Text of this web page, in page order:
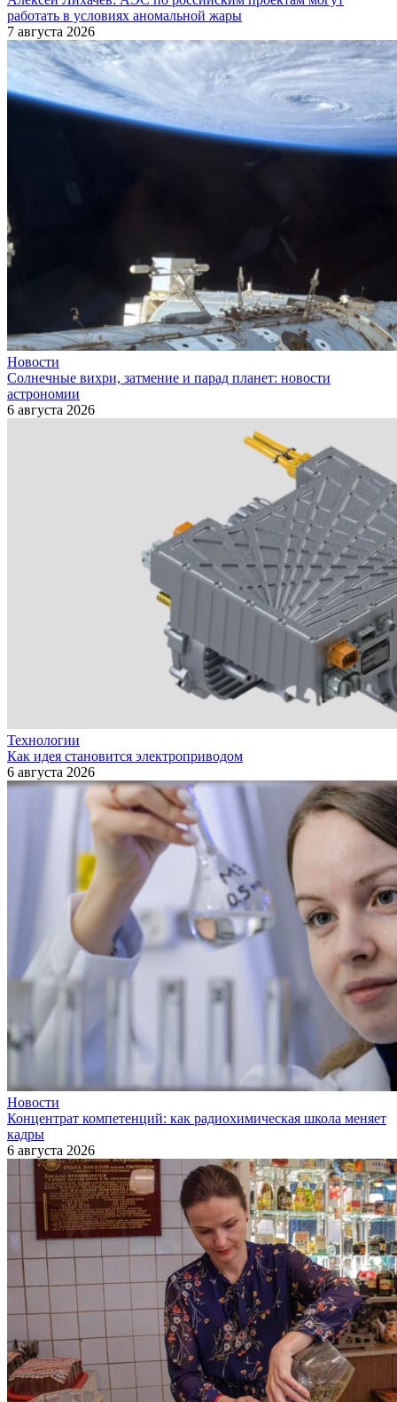
работать в условиях аномальной жары
7 августа 2026
Новости
Солнечные вихри, затмение и парад планет: новости
астрономии
6 августа 2026
Технологии
Как идея становится электроприводом
6 августа 2026
Новости
Концентрат компетенций: как радиохимическая школа меняет
кадры
6 августа 2026